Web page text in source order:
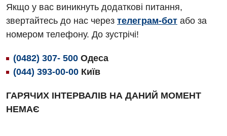
Відділення інтенсивної терапії
Відділення кардіосудинної патології та неврології
Гастроентерологія
Гінекологічне відділення
Якщо у вас виникнуть додаткові питання,
звертайтесь до нас через телеграм-бот або за
номером телефону. До зустрічі!
(0482) 307- 500 Одеса
(044) 393-00-00 Київ
ГАРЯЧИХ ІНТЕРВАЛІВ НА ДАНИЙ МОМЕНТ
НЕМАЄ